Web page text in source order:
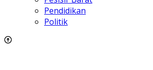
Pendidikan
Politik